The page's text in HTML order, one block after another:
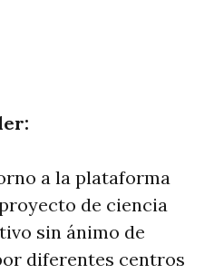
a la plataforma
de ciencia
sin ánimo de
diferentes centros